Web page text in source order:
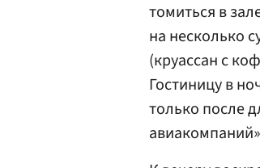
томиться в
на несколько
(круассан с
Гостиницу в
только после